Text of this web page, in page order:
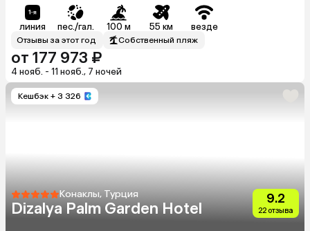
линия пес./гал. 100 м 55 км везде
Отзывы за этот год Собственный пляж
от 177 973 ₽
4 нояб. - 11 нояб., 7 ночей
Кешбэк + 3 326
Конаклы, Турция
Dizalya Palm Garden Hotel
9.2
22 отзыва